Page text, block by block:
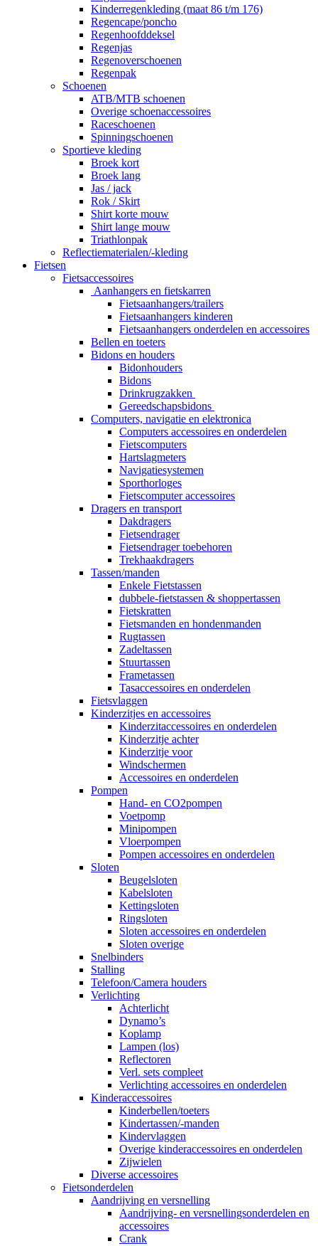
Kinderregenkleding (maat 86 t/m 176)
Regencape/poncho
Regenhoofddeksel
Regenjas
Regenoverschoenen
Regenpak
Schoenen
ATB/MTB schoenen
Overige schoenaccessoires
Raceschoenen
Spinningschoenen
Sportieve kleding
Broek kort
Broek lang
Jas / jack
Rok / Skirt
Shirt korte mouw
Shirt lange mouw
Triathlonpak
Reflectiematerialen/-kleding
Fietsen
Fietsaccessoires
Aanhangers en fietskarren
Fietsaanhangers/trailers
Fietsaanhangers kinderen
Fietsaanhangers onderdelen en accessoires
Bellen en toeters
Bidons en houders
Bidonhouders
Bidons
Drinkrugzakken
Gereedschapsbidons
Computers, navigatie en elektronica
Computers accessoires en onderdelen
Fietscomputers
Hartslagmeters
Navigatiesystemen
Sporthorloges
Fietscomputer accessoires
Dragers en transport
Dakdragers
Fietsendrager
Fietsendrager toebehoren
Trekhaakdragers
Tassen/manden
Enkele Fietstassen
dubbele-fietstassen & shoppertassen
Fietskratten
Fietsmanden en hondenmanden
Rugtassen
Zadeltassen
Stuurtassen
Frametassen
Tasaccessoires en onderdelen
Fietsvlaggen
Kinderzitjes en accessoires
Kinderzitaccessoires en onderdelen
Kinderzitje achter
Kinderzitje voor
Windschermen
Accessoires en onderdelen
Pompen
Hand- en CO2pompen
Voetpomp
Minipompen
Vloerpompen
Pompen accessoires en onderdelen
Sloten
Beugelsloten
Kabelsloten
Kettingsloten
Ringsloten
Sloten accessoires en onderdelen
Sloten overige
Snelbinders
Stalling
Telefoon/Camera houders
Verlichting
Achterlicht
Dynamo’s
Koplamp
Lampen (los)
Reflectoren
Verl. sets compleet
Verlichting accessoires en onderdelen
Kinderaccessoires
Kinderbellen/toeters
Kindertassen/-manden
Kindervlaggen
Overige kinderaccessoires en onderdelen
Zijwielen
Diverse accessoires
Fietsonderdelen
Aandrijving en versnelling
Aandrijving- en versnellingsonderdelen en
accessoires
Crank